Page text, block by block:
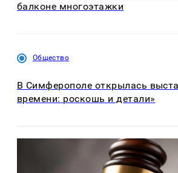
балконе многоэтажки
Общество
В Симферополе открылась
времени: роскошь и детали»